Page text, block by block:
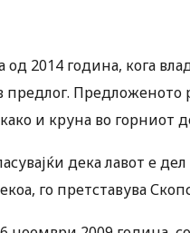
од 2014 година, кога
предлог.
и круна во горниот
дека лавот е
го претставува